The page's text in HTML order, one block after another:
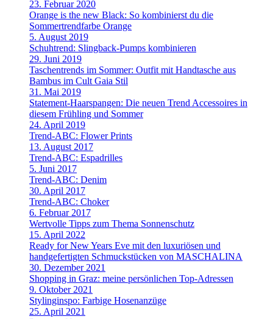
23. Februar 2020
Orange is the new Black: So kombinierst du die
Sommertrendfarbe Orange
5. August 2019
Schuhtrend: Slingback-Pumps kombinieren
29. Juni 2019
Taschentrends im Sommer: Outfit mit Handtasche aus
Bambus im Cult Gaia Stil
31. Mai 2019
Statement-Haarspangen: Die neuen Trend Accessoires in
diesem Frühling und Sommer
24. April 2019
Trend-ABC: Flower Prints
13. August 2017
Trend-ABC: Espadrilles
5. Juni 2017
Trend-ABC: Denim
30. April 2017
Trend-ABC: Choker
6. Februar 2017
Wertvolle Tipps zum Thema Sonnenschutz
15. April 2022
Ready for New Years Eve mit den luxuriösen und
handgefertigten Schmuckstücken von MASCHALINA
30. Dezember 2021
Shopping in Graz: meine persönlichen Top-Adressen
9. Oktober 2021
Stylinginspo: Farbige Hosenanzüge
25. April 2021